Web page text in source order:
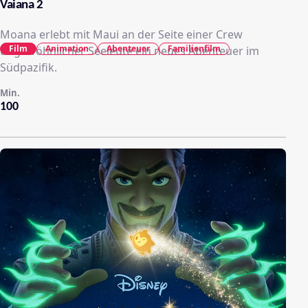
Vaiana 2
Moana erlebt mit Maui an der Seite einer Crew
ungewöhnlicher Seeleute ein neues Abenteuer im
Südpazifik.
100
Min.
Film Animation Abenteuer Familienfilm